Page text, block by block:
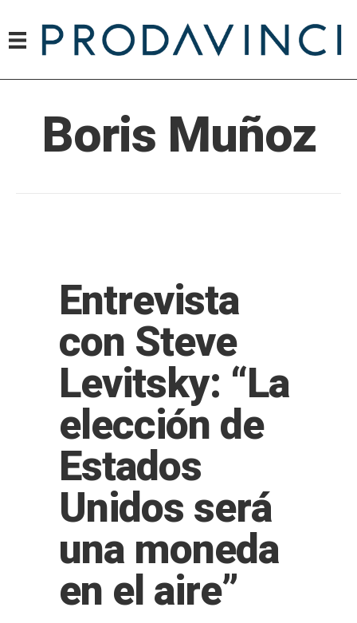
Boris Muñoz
Entrevista
con Steve
Levitsky: “La
elección de
Estados
Unidos será
una moneda
en el aire”